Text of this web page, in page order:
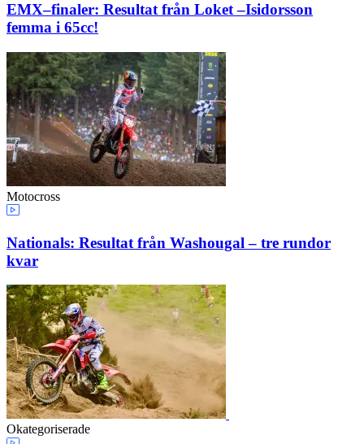
EMX–finaler: Resultat från Loket –Isidorsson
femma i 65cc!
Motocross
Nationals: Resultat från Washougal – tre rundor
kvar
Okategoriserade